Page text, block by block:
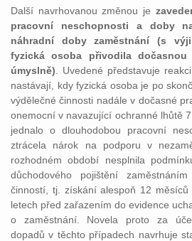
Další navrhovanou změnou je
pracovní neschopnosti a doby
náhradní doby zaměstnání (s
fyzická osoba přivodila dočasnou
úmyslně) . Uvedené představuje
nastávají, kdy fyzická osoba je po
výdělečné činnosti nadále v dočasné
onemocní v navazující ochranné lhůtě
jednalo o dlouhodobou pracovní
ztrácela nárok na podporu v
rozhodném období nesplnila
důchodového pojištění
činností, tj. získání alespoň 12
letech před zařazením do evidence
o zaměstnání. Novela proto za
dopadů v těchto případech navrhuje